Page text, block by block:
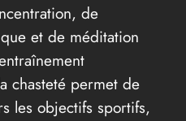
de
et de méditation
chasteté permet de
les objectifs sportifs,